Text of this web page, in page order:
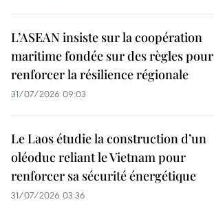
L’ASEAN insiste sur la coopération
maritime fondée sur des règles pour
renforcer la résilience régionale
31/07/2026 09:03
Le Laos étudie la construction d’un
oléoduc reliant le Vietnam pour
renforcer sa sécurité énergétique
31/07/2026 03:36